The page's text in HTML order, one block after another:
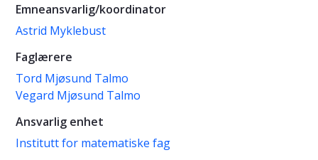
Emneansvarlig/koordinator
Astrid Myklebust
Faglærere
Tord Mjøsund Talmo
Vegard Mjøsund Talmo
Ansvarlig enhet
Institutt for matematiske fag